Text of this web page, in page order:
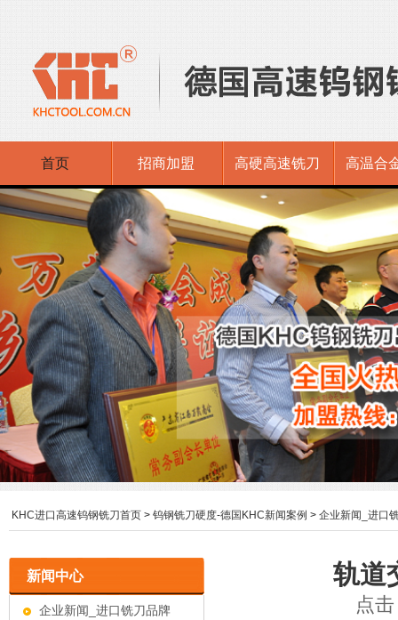
首页 招商加盟 高硬高速铣刀 高温合
KHC进口高速钨钢铣刀首页 > 钨钢铣刀硬度-德国KHC新闻案例 > 企业新闻_进口
轨道
点
新闻中心
企业新闻_进口铣刀品牌